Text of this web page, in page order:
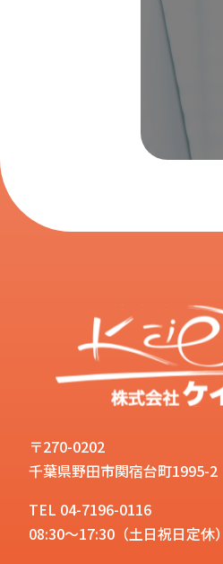
〒270-0202
千葉県野田市関宿台町1995-2
TEL 04-7196-0116
08:30～17:30（土日祝日定休）